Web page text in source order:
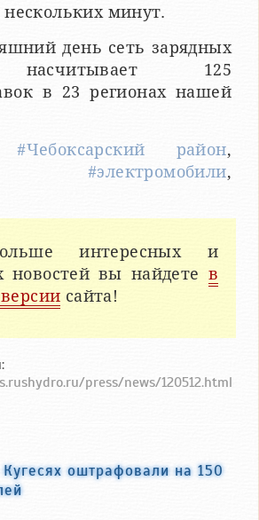
нескольких минут.
день сеть зарядных
насчитывает 125
в 23 регионах нашей
#Чебоксарский район,
#электромобили,
интересных и
новостей вы найдете в
сайта!
press/news/120512.html
оштрафовали на 150